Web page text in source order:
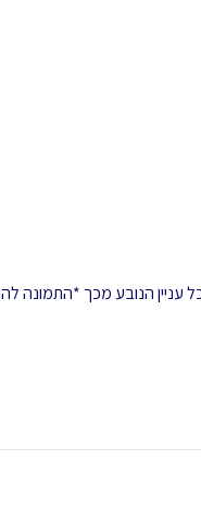
כל עניין הנובע מכך